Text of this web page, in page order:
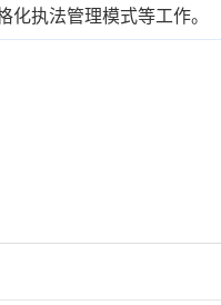
化执法管理模式等工作。